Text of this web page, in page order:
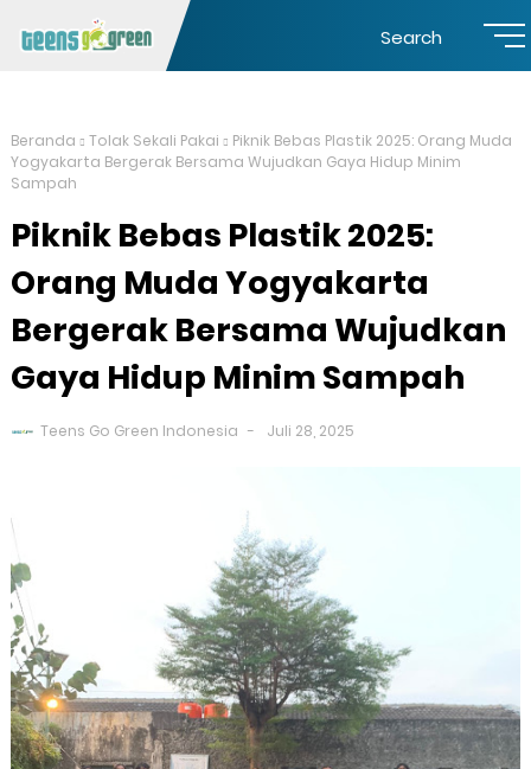
Search
Beranda Tolak Sekali Pakai
Piknik Bebas Plastik 2025: Orang Muda
Yogyakarta Bergerak Bersama Wujudkan Gaya Hidup Minim
Sampah
Piknik Bebas Plastik 2025:
Orang Muda Yogyakarta
Bergerak Bersama Wujudkan
Gaya Hidup Minim Sampah
Teens Go Green Indonesia Juli 28, 2025